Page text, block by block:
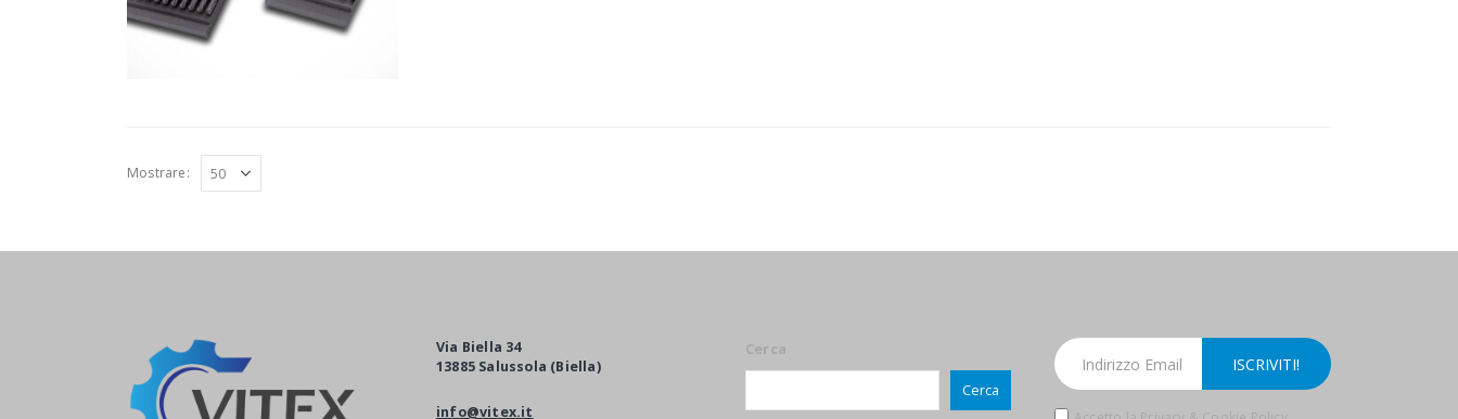
Mostrare:
Via Biella 34
13885 Salussola (Biella)
info@vitex.it
Cerca
Cerca